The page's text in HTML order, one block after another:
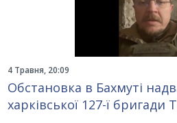
4 Травня, 20:09
Обстановка в Бахмуті
харківської 127-ї бригади